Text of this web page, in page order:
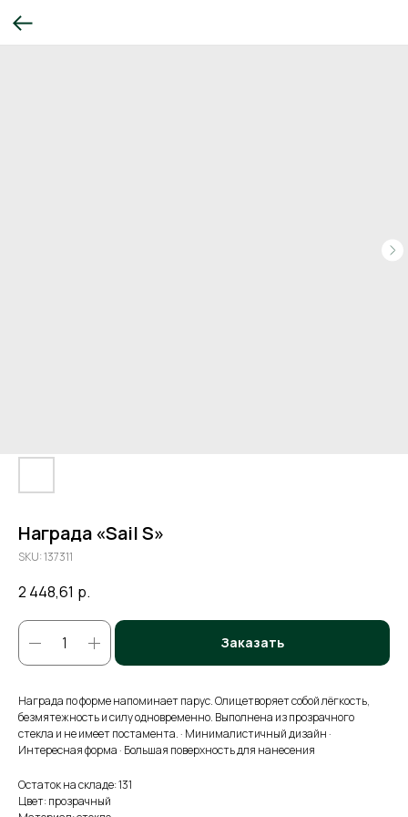
Награда «Sail S»
SKU:137311
2 448,61 р.
Заказать
Награда по форме напоминает парус. Олицетворяет собой лёгкость,
безмятежность и силу одновременно. Выполнена из прозрачного
стекла и не имеет постамента. · Минималистичный дизайн ·
Интересная форма · Большая поверхность для нанесения
Остаток на складе: 131
Цвет: прозрачный